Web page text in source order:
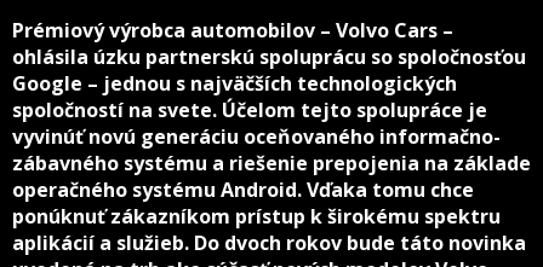
Prémiový výrobca automobilov – Volvo Cars –
ohlásila úzku partnerskú spoluprácu so spoločnosťou
Google – jednou s najväčších technologických
spoločností na svete. Účelom tejto spolupráce je
vyvinúť novú generáciu oceňovaného informačno-
zábavného systému a riešenie prepojenia na základe
operačného systému Android. Vďaka tomu chce
ponúknuť zákazníkom prístup k širokému spektru
aplikácií a služieb. Do dvoch rokov bude táto novinka